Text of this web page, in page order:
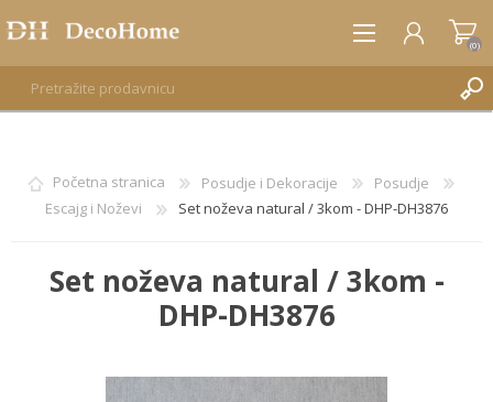
REGISTRUJTE SE
PRIJAVA
(0)
Početna stranica Posudje i Dekoracije
Posudje
Escajg i Noževi
Set noževa natural / 3kom - DHP-DH3876
Set noževa natural / 3kom -
DHP-DH3876